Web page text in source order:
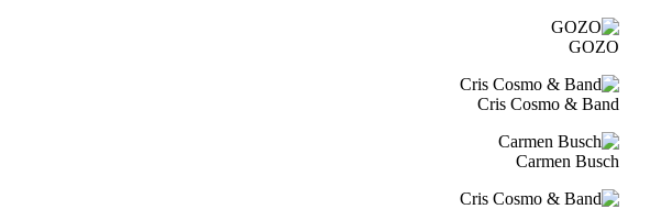
GOZO
Cris Cosmo & Band
Carmen Busch